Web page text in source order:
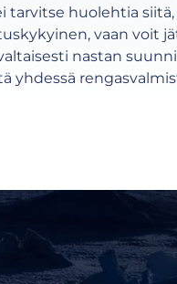
tarvitse huolehtia
vaan voit
nastan
yhdessä